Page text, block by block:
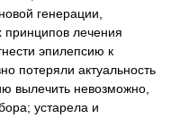
генерации,
принципов лечения
эпилепсию к
потеряли актуальность
вылечить невозможно,
устарела и